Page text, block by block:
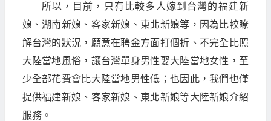
所以，目前，只有比較多人嫁到台灣的福建新
娘、湖南新娘、客家新娘、東北新娘等，因為比較瞭
解台灣的狀況，願意在聘金方面打個折、不完全比照
大陸當地風俗，讓台灣單身男性娶大陸當地女性，至
少全部花費會比大陸當地男性低；也因此，我們也僅
提供福建新娘、客家新娘、東北新娘等大陸新娘介紹
服務。